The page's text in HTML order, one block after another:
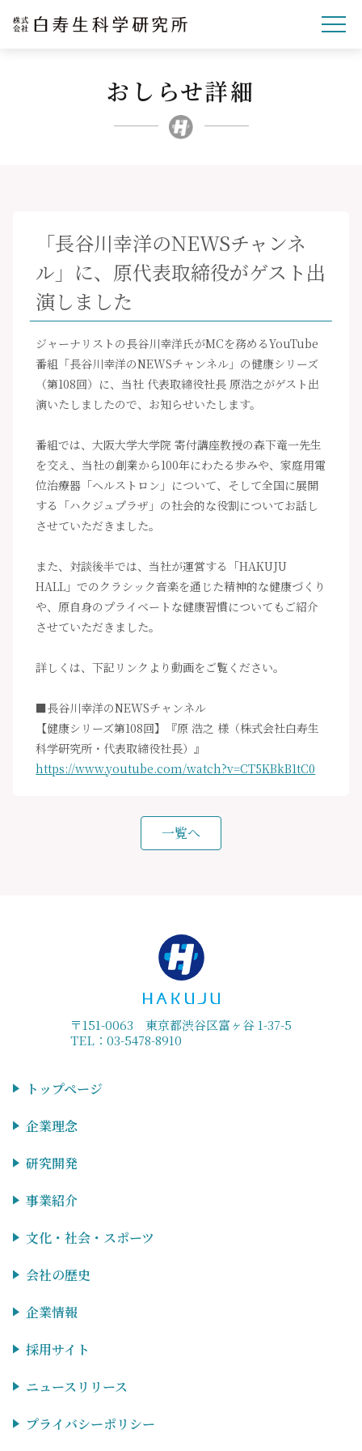
企業理念
研究開発
採用サイト
ニュースリリース
おしらせ詳細
「長谷川幸洋のNEWSチャンネ
ル」に、原代表取締役がゲスト出
演しました
ジャーナリストの長谷川幸洋氏がMCを務めるYouTube
番組「長谷川幸洋のNEWSチャンネル」の健康シリーズ
（第108回）に、当社 代表取締役社長 原浩之がゲスト出
演いたしましたので、お知らせいたします。
番組では、大阪大学大学院 寄付講座教授の森下竜一先生
を交え、当社の創業から100年にわたる歩みや、家庭用電
位治療器「ヘルストロン」について、そして全国に展開
する「ハクジュプラザ」の社会的な役割についてお話し
させていただきました。
また、対談後半では、当社が運営する「HAKUJU
HALL」でのクラシック音楽を通じた精神的な健康づくり
や、原自身のプライベートな健康習慣についてもご紹介
させていただきました。
詳しくは、下記リンクより動画をご覧ください。
■長谷川幸洋のNEWSチャンネル
【健康シリーズ第108回】『原 浩之 様（株式会社白寿生
科学研究所・代表取締役社長）』
https://www.youtube.com/watch?v=CT5KBkB1tC0
一覧へ
〒151-0063 東京都渋谷区富ヶ谷 1-37-5
TEL：03-5478-8910
トップページ
企業理念
研究開発
事業紹介
文化・社会・スポーツ
会社の歴史
企業情報
採用サイト
ニュースリリース
プライバシーポリシー